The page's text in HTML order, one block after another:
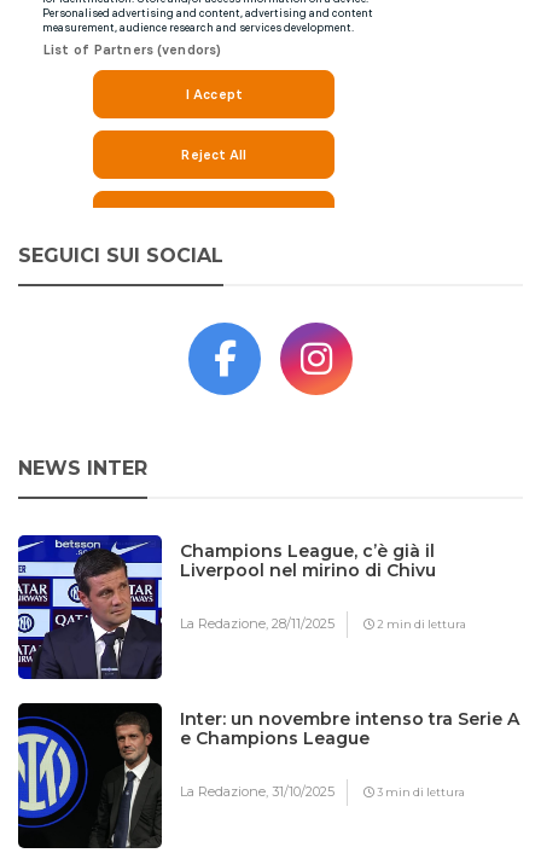
SEGUICI SUI SOCIAL
NEWS INTER
Champions League, c’è già il
Liverpool nel mirino di Chivu
La Redazione,28/11/2025 2 min di lettura
Inter: un novembre intenso tra Serie A
e Champions League
La Redazione,31/10/2025 3 min di lettura